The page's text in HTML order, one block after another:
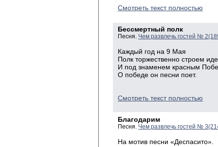
Смотреть текст полностью
Бессмертный полк
Песня. Чем развлечь гостей №
Каждый год на 9 Мая
Полк торжественно строем
И под знаменем красным
О победе он песни поет.
Смотреть текст полностью
Благодарим
Песня. Чем развлечь гостей №
На мотив песни «Деспасито».